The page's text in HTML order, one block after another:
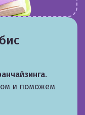
.
и поможем